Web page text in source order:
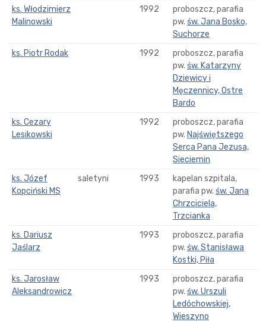
ks. Włodzimierz
Malinowski
1992
proboszcz, parafia
pw. św. Jana Bosko,
Suchorze
ks. Piotr Rodak
1992
proboszcz, parafia
pw. św. Katarzyny
Dziewicy i
Męczennicy, Ostre
Bardo
ks. Cezary
Lesikowski
1992
proboszcz, parafia
pw. Najświętszego
Serca Pana Jezusa,
Sieciemin
ks. Józef
Kopciński MS
saletyni 1993
kapelan szpitala,
parafia pw. św. Jana
Chrzciciela,
Trzcianka
ks. Dariusz
Jaślarz
1993
proboszcz, parafia
pw. św. Stanisława
Kostki, Piła
ks. Jarosław
Aleksandrowicz
1993
proboszcz, parafia
pw. św. Urszuli
Ledóchowskiej,
Wieszyno